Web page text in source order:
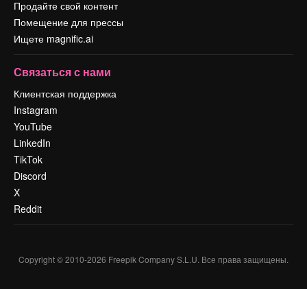
Продайте свой контент
Помещение для прессы
Ищете magnific.ai
Связаться с нами
Клиентская поддержка
Instagram
YouTube
LinkedIn
TikTok
Discord
X
Reddit
Copyright © 2010-2026 Freepik Company S.L.U. Все права защищены.